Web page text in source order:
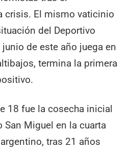
crisis. El mismo vaticinio
del Deportivo
de este año juega en
termina la primera
18 fue la cosecha inicial
San Miguel en la cuarta
tras 21 años